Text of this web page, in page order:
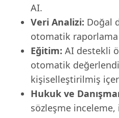
AI.
Veri Analizi: Doğal
otomatik
Eğitim: AI destekli
otomatik
kişiselleştirilmiş
Hukuk ve
sözleşme